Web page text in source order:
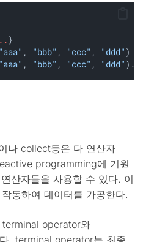
}
"aaa" , "bbb" , "ccc" , "ddd" )
"aaa" , "bbb" , "ccc" , "ddd" ).
나 collect등은 다 연산자
programming에 기원
산자들을 사용할 수 있다. 이
동하여 데이터를 가공한다.
operator와